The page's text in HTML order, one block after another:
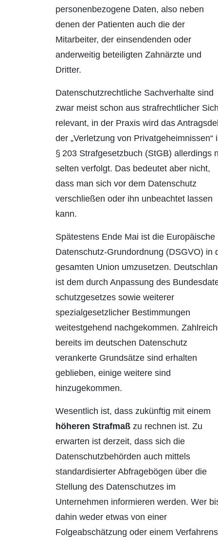
personenbezogene Daten, also neben
denen der Patienten auch die der
Mitarbeiter, der einsendenden oder
anderweitig beteiligten Zahnärzte und
Dritter.
Datenschutzrechtliche Sachverhalte sind
zwar meist schon aus strafrechtlicher
relevant, in der Praxis wird das
der „Verletzung von Privatgeheimnissen“
§ 203 Strafgesetzbuch (StGB) allerdings
selten verfolgt. Das bedeutet aber nicht,
dass man sich vor dem Datenschutz
verschließen oder ihn unbeachtet lassen
kann.
Spätestens Ende Mai ist die Europäische
Datenschutz-Grundordnung (DSGVO) in
gesamten Union umzusetzen.
ist dem durch Anpassung des
schutzgesetzes sowie weiterer
spezialgesetzlicher Bestimmungen
weitestgehend nachgekommen.
bereits im deutschen Datenschutz
verankerte Grundsätze sind erhalten
geblieben, einige weitere sind
hinzugekommen.
Wesentlich ist, dass zukünftig mit einem
höheren Strafmaß zu rechnen ist. Zu
erwarten ist derzeit, dass sich die
Datenschutzbe­hörden auch mittels
standardisierter Abfra­gebögen über die
Stellung des Datenschutzes im
Unternehmen informieren werden. Wer
dahin weder etwas von einer
Folgeabschätzung oder einem